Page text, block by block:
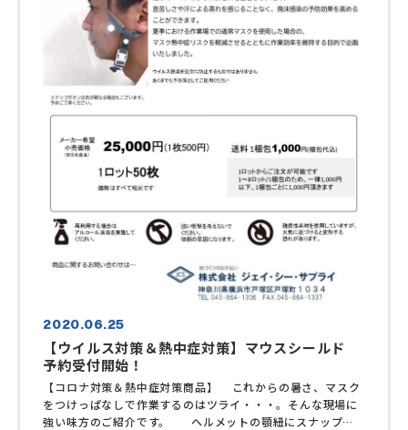
～１３６０㎜の４種類です。 下に配線を通せるタイプで
す。下から１００㎜上がります。高さ６００㎜、幅は６５０
㎜～１２００㎜の４種類です。 ※この４種類以外でも特注で
作成を承ります。お気軽にお問い合わせください。 補助金の
事前エントリーは予算金額に達し次第終了となります。お問
い合わせ・ご相談はお早めにご連絡ください。 助成金につい
てはこちら《終了しました》 価格・商品詳細はこちら※送料
さい。
2020.06.25
【ウイルス対策＆熱中症対策】マウスシールド
予約受付開始！
【コロナ対策＆熱中症対策商品】 これからの暑さ、マスク
をつけっぱなしで作業するのはツライ・・・。そんな現場に
強い味方のご紹介です。 ヘルメットの顎紐にスナップボ